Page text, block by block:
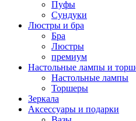
Пуфы
Сундуки
Люстры и бра
Бра
Люстры
премиум
Настольные лампы и
Настольные лампы
Торшеры
Зеркала
Аксессуары и подарки